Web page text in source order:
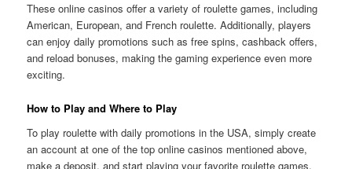
These online casinos offer a variety of roulette games, including
American, European, and French roulette. Additionally, players
can enjoy daily promotions such as free spins, cashback offers,
and reload bonuses, making the gaming experience even more
exciting.
How to Play and Where to Play
To play roulette with daily promotions in the USA, simply create
an account at one of the top online casinos mentioned above,
make a deposit, and start playing your favorite roulette games.